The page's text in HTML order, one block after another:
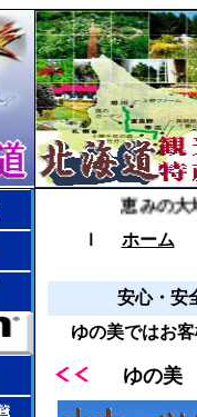
恵みの大地
ｌ
ホーム
安心・安
ゆの美ではお
ゆの